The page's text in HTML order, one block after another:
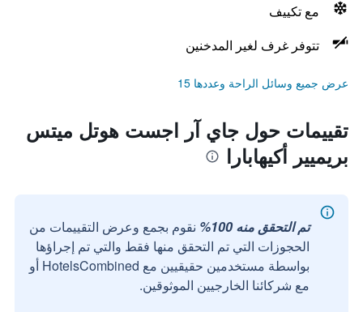
مع تكييف
تتوفر غرف لغير المدخنين
عرض جميع وسائل الراحة وعددها 15
تقييمات حول جاي آر اجست هوتل ميتس
بريميير أكيهابارا
تم التحقق منه 100%
نقوم بجمع وعرض التقييمات من
الحجوزات التي تم التحقق منها فقط والتي تم إجراؤها
بواسطة مستخدمين حقيقيين مع HotelsCombined أو
مع شركائنا الخارجيين الموثوقين.